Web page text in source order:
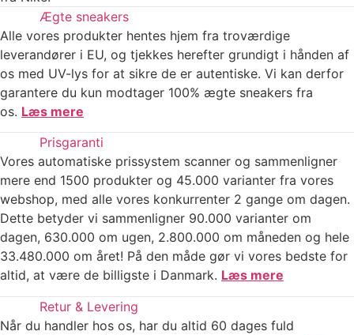
Ægte sneakers
Alle vores produkter hentes hjem fra troværdige
leverandører i EU, og tjekkes herefter grundigt i hånden af
os med UV-lys for at sikre de er autentiske. Vi kan derfor
garantere du kun modtager 100% ægte sneakers fra
os. Læs mere
Prisgaranti
Vores automatiske prissystem scanner og sammenligner
mere end 1500 produkter og 45.000 varianter fra vores
webshop, med alle vores konkurrenter 2 gange om dagen.
Dette betyder vi sammenligner 90.000 varianter om
dagen, 630.000 om ugen, 2.800.000 om måneden og hele
33.480.000 om året! På den måde gør vi vores bedste for
altid, at være de billigste i Danmark. Læs mere
Retur & Levering
Når du handler hos os, har du altid 60 dages fuld